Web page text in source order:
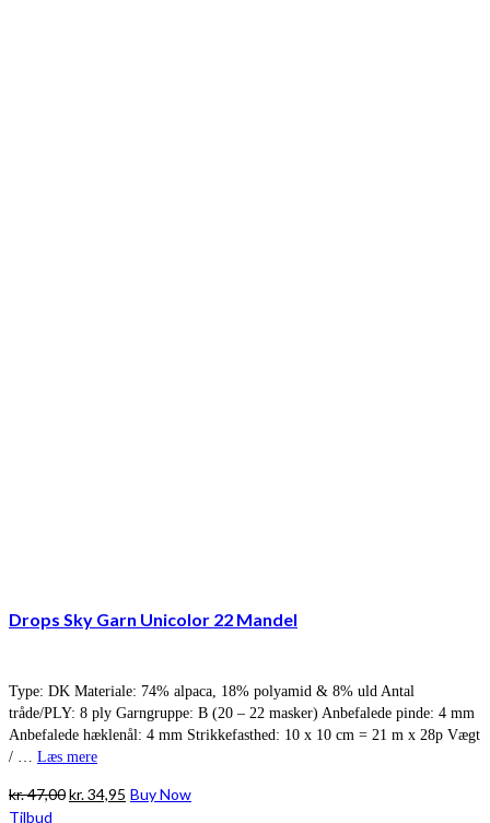
Drops Sky Garn Unicolor 22 Mandel
Type: DK Materiale: 74% alpaca, 18% polyamid & 8% uld Antal
tråde/PLY: 8 ply Garngruppe: B (20 – 22 masker) Anbefalede pinde: 4 mm
Anbefalede hæklenål: 4 mm Strikkefasthed: 10 x 10 cm = 21 m x 28p Vægt
/ … Læs mere
kr.47,00Den
kr.34,95 Den
Buy Now
Tilbud